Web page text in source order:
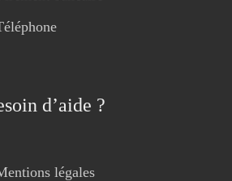
d’aide ?
légales